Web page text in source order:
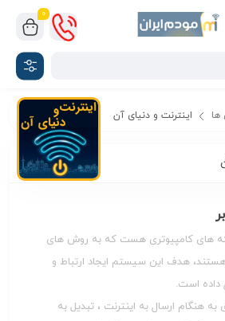
0
ها اینترنت و دنیای آن
های کامپیوتری هست که به روش های
هدف این سیستم ایجاد ارتباط و
داده است.
به هنگام ارسال به اینترنت ، تبدیل به